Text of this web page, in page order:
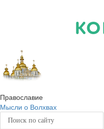
Православие
Мысли о Волхвах